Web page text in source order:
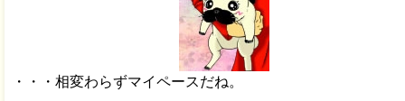
・・・相変わらずマイペースだね。